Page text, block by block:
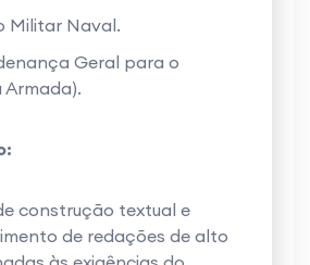
Militar Naval.
Geral para o
Armada).
construção textual e
de redações de alto